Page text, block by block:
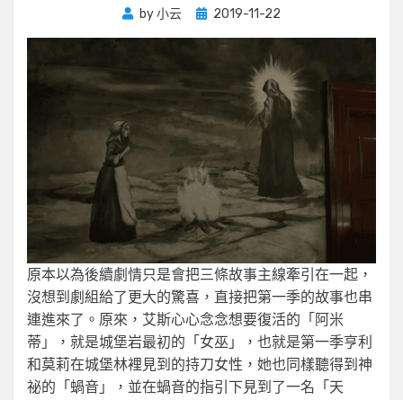
by小云
Posted
2019-11-22
原本以為後續劇情只是會把三條故事主線牽引在一起，
沒想到劇組給了更大的驚喜，直接把第一季的故事也串
連進來了。原來，艾斯心心念念想要復活的「阿米
蒂」，就是城堡岩最初的「女巫」，也就是第一季亨利
和莫莉在城堡林裡見到的持刀女性，她也同樣聽得到神
祕的「蝸音」，並在蝸音的指引下見到了一名「天